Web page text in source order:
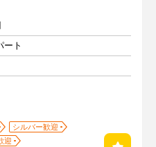
ート
シルバー歓迎
迎